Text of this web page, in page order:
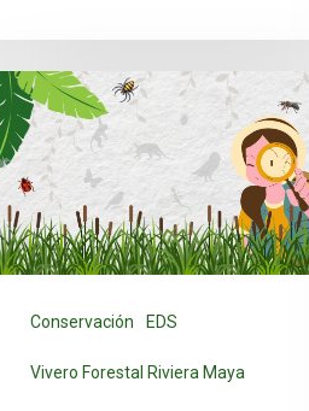
Conservación EDS
Vivero Forestal Riviera Maya